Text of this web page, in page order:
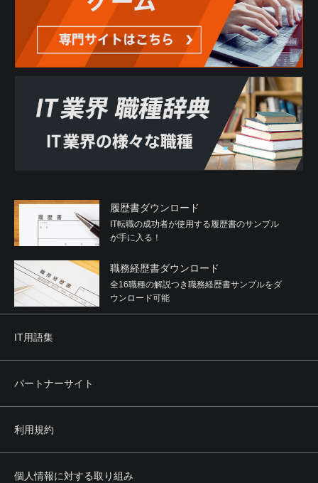
履歴書ダウンロード
IT転職の成功者が使用する履歴書のサンプル
が手に入る！
職務経歴書ダウンロード
全16職種の解説つき職務経歴書サンプルをダ
ウンロード可能
IT用語集
パートナーサイト
利用規約
個人情報に対する取り組み